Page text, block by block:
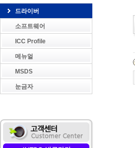
드라이버
소프트웨어
ICC Profile
메뉴얼
MSDS
눈금자